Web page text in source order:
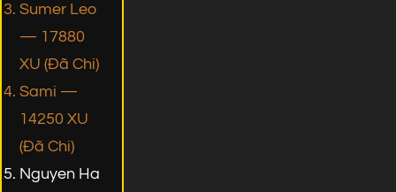
Sumer Leo
— 17880
XU (Đã Chi)
Sami —
14250 XU
(Đã Chi)
Nguyen Ha